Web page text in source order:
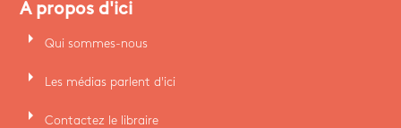
A propos d'ici
arrow_right Qui sommes-nous
arrow_right Les médias parlent d'ici
arrow_right Contactez le libraire